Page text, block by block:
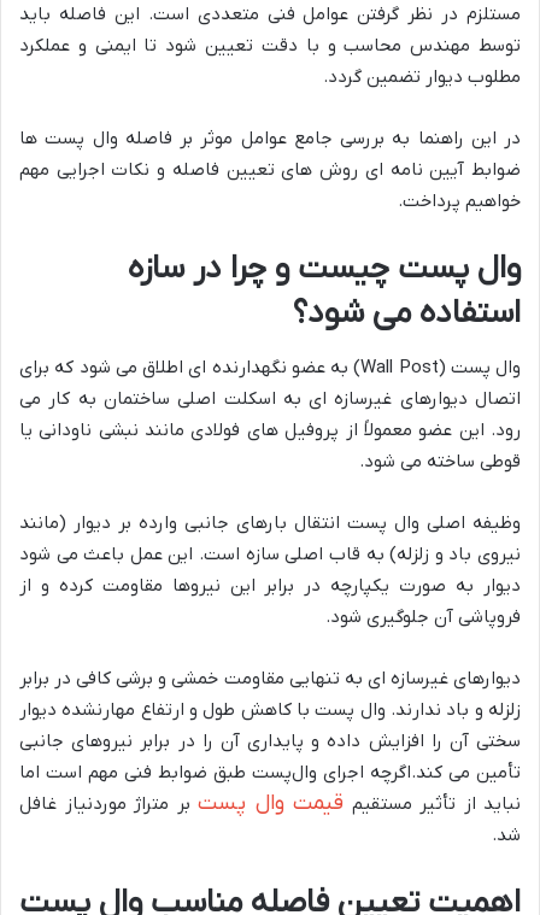
مستلزم در نظر گرفتن عوامل فنی متعددی است. این فاصله باید
توسط مهندس محاسب و با دقت تعیین شود تا ایمنی و عملکرد
مطلوب دیوار تضمین گردد.
در این راهنما به بررسی جامع عوامل موثر بر فاصله وال پست ها
ضوابط آیین نامه ای روش های تعیین فاصله و نکات اجرایی مهم
خواهیم پرداخت.
وال پست چیست و چرا در سازه
استفاده می شود؟
وال پست (Wall Post) به عضو نگهدارنده ای اطلاق می شود که برای
اتصال دیوارهای غیرسازه ای به اسکلت اصلی ساختمان به کار می
رود. این عضو معمولاً از پروفیل های فولادی مانند نبشی ناودانی یا
قوطی ساخته می شود.
وظیفه اصلی وال پست انتقال بارهای جانبی وارده بر دیوار (مانند
نیروی باد و زلزله) به قاب اصلی سازه است. این عمل باعث می شود
دیوار به صورت یکپارچه در برابر این نیروها مقاومت کرده و از
فروپاشی آن جلوگیری شود.
دیوارهای غیرسازه ای به تنهایی مقاومت خمشی و برشی کافی در برابر
زلزله و باد ندارند. وال پست با کاهش طول و ارتفاع مهارنشده دیوار
سختی آن را افزایش داده و پایداری آن را در برابر نیروهای جانبی
تأمین می کند.اگرچه اجرای وال‌پست طبق ضوابط فنی مهم است اما
نباید از تأثیر مستقیم قیمت وال پست بر متراژ موردنیاز غافل
شد.
اهمیت تعیین فاصله مناسب وال پست